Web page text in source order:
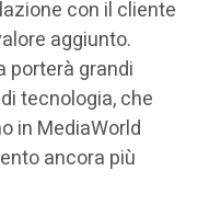
con il cliente
aggiunto.
porterà grandi
tecnologia, che
in MediaWorld
ancora più